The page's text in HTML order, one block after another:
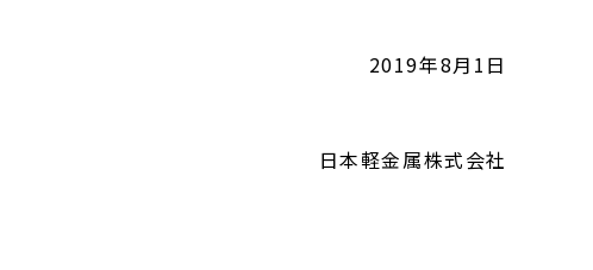
2019年8月1日
日本軽金属株式会社